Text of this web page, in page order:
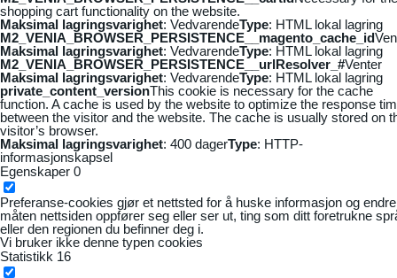
shopping cart functionality on the website.
Maksimal lagringsvarighet: VedvarendeType: HTML lokal lagring
M2_VENIA_BROWSER_PERSISTENCE__magento_cache_id
Maksimal lagringsvarighet: VedvarendeType: HTML lokal lagring
M2_VENIA_BROWSER_PERSISTENCE__urlResolver_#Venter
Maksimal lagringsvarighet: VedvarendeType: HTML lokal lagring
private_content_versionThis cookie is necessary for the cache
function. A cache is used by the website to optimize the response
between the visitor and the website. The cache is usually stored on
visitor’s browser.
Maksimal lagringsvarighet: 400 dagerType: HTTP-
informasjonskapsel
Egenskaper 0
Preferanse-cookies gjør et nettsted for å huske informasjon og
måten nettsiden oppfører seg eller ser ut, ting som ditt foretrukne
eller den regionen du befinner deg i.
Vi bruker ikke denne typen cookies
Statistikk 16